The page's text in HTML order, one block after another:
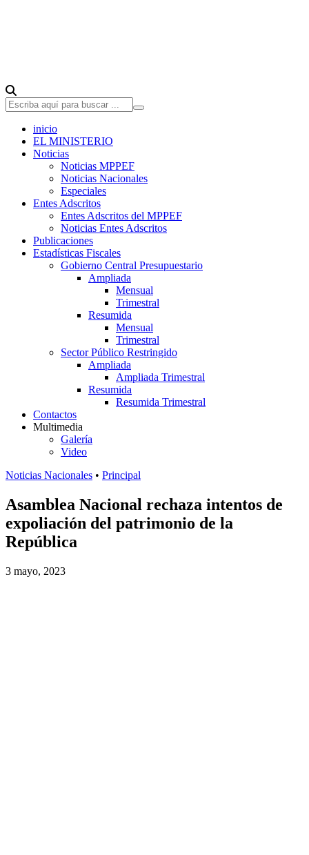
inicio
EL MINISTERIO
Noticias
Noticias MPPEF
Noticias Nacionales
Especiales
Entes Adscritos
Entes Adscritos del MPPEF
Noticias Entes Adscritos
Publicaciones
Estadísticas Fiscales
Gobierno Central Presupuestario
Ampliada
Mensual
Trimestral
Resumida
Mensual
Trimestral
Sector Público Restringido
Ampliada
Ampliada Trimestral
Resumida
Resumida Trimestral
Contactos
Multimedia
Galería
Video
Noticias Nacionales • Principal
Asamblea Nacional rechaza intentos de
expoliación del patrimonio de la
República
3 mayo, 2023